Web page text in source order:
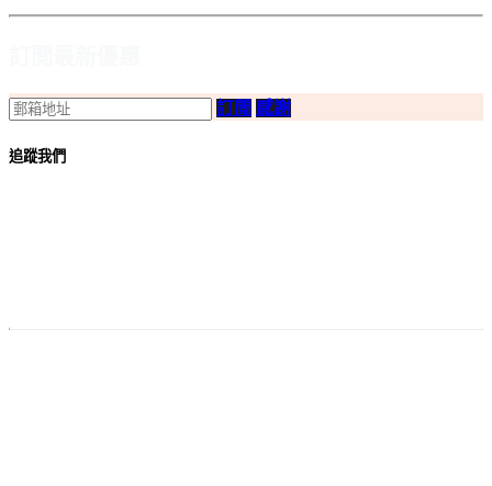
訂閲 感謝
追蹤我們